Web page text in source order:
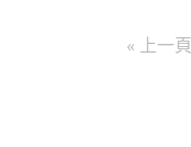
« 上一頁